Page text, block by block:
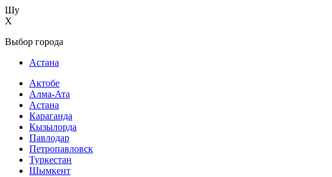
Шу
X
Выбор города
Астана
Актобе
Алма-Ата
Астана
Караганда
Кызылорда
Павлодар
Петропавловск
Туркестан
Шымкент